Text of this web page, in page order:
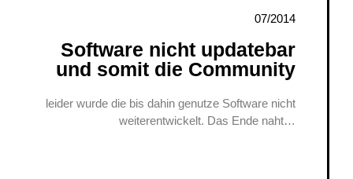
07/2014
Software nicht updatebar
und somit die Community
leider wurde die bis dahin genutze Software nicht
weiterentwickelt. Das Ende naht…